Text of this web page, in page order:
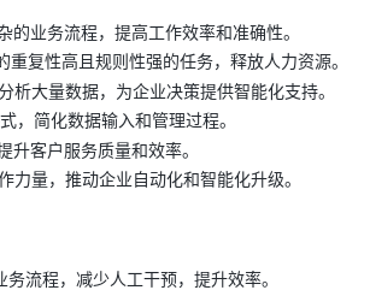
业务流程，提高工作效率和准确性。
重复性高且规则性强的任务，释放人力资源。
大量数据，为企业决策提供智能化支持。
，简化数据输入和管理过程。
升客户服务质量和效率。
力量，推动企业自动化和智能化升级。
流程，减少人工干预，提升效率。